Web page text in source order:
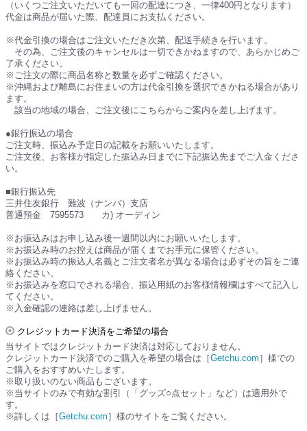
（いくつご注文いただいても一回の配達につき、一律400円となります）
代金は商品が届いた際、配達員にお支払ください。
※代金引換の場合はご注文いただき次第、配送手続きを行います。
その為、ご注文後のキャンセルは一切できかねますので、あらかじめご
了承ください。
※ご注文の際に商品名称と数量を必ずご確認ください。
※沖縄および離島にお住まいの方は代金引換を選択できかねる場合があり
ます。
該当の地域の場合、ご注文後にこちらからご案内を差し上げます。
●銀行振込の場合
ご注文時、振込み予定日の記載をお願いいたします。
ご注文後、お客様が指定した振込み日までに下記振込先までご入金くださ
い。
■銀行振込先
三井住友銀行 難波（ナンバ）支店
普通預金 7595573 カ) オーディン
※お振込みはお申し込み後一週間以内にお願いいたします。
※お振込み時のお控えは商品が届くまでお手元に保管ください。
※お振込み時の振込人名義とご注文者名が異なる場合は必ずその旨をご連
絡ください。
※お振込みを窓口でされる場合、振込用紙のお客様情報欄はすべて記入し
てください。
※入金確認の連絡は差し上げません。
クレジットカード決済をご希望の場合
当サイトではクレジットカード決済は対応しておりません。
クレジットカード決済でのご購入を希望の場合は［Getchu.com ］様での
ご購入をおすすめいたします。
※取り扱いのない商品もございます。
※当サイトのみで有効な割引（「グッズ○点セット」など）は適用外で
す。
※詳しくは［Getchu.com ］様のサイトをご覧ください。